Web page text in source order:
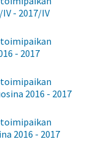
- 2017/IV
- 2017
2016 - 2017
2016 - 2017